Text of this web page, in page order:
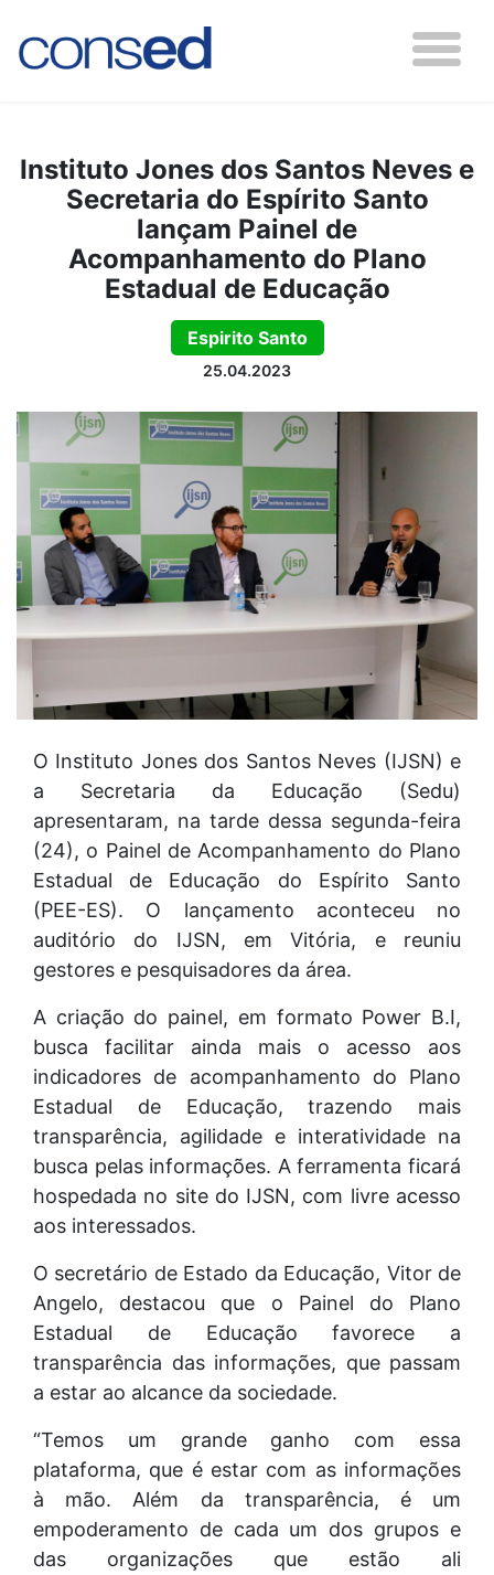
Instituto Jones dos Santos Neves e
Secretaria do Espírito Santo
lançam Painel de
Acompanhamento do Plano
Estadual de Educação
Espirito Santo
25.04.2023
O Instituto Jones dos Santos Neves (IJSN) e
a Secretaria da Educação (Sedu)
apresentaram, na tarde dessa segunda-feira
(24), o Painel de Acompanhamento do Plano
Estadual de Educação do Espírito Santo
(PEE-ES). O lançamento aconteceu no
auditório do IJSN, em Vitória, e reuniu
gestores e pesquisadores da área.
A criação do painel, em formato Power B.I,
busca facilitar ainda mais o acesso aos
indicadores de acompanhamento do Plano
Estadual de Educação, trazendo mais
transparência, agilidade e interatividade na
busca pelas informações. A ferramenta ficará
hospedada no site do IJSN, com livre acesso
aos interessados.
O secretário de Estado da Educação, Vitor de
Angelo, destacou que o Painel do Plano
Estadual de Educação favorece a
transparência das informações, que passam
a estar ao alcance da sociedade.
“Temos um grande ganho com essa
plataforma, que é estar com as informações
à mão. Além da transparência, é um
empoderamento de cada um dos grupos e
das organizações que estão ali